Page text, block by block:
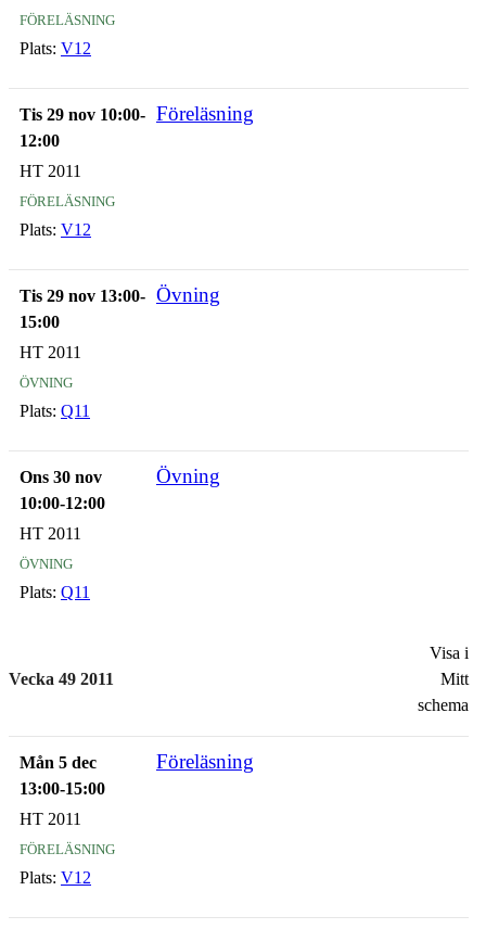
föreläsning
Plats: V12
Tis 29 nov 10:00-
12:00
Föreläsning
HT 2011
föreläsning
Plats: V12
Tis 29 nov 13:00-
15:00
Övning
HT 2011
övning
Plats: Q11
Ons 30 nov
10:00-12:00
Övning
HT 2011
övning
Plats: Q11
Vecka 49 2011
Visa i
Mitt
schema
Mån 5 dec
13:00-15:00
Föreläsning
HT 2011
föreläsning
Plats: V12